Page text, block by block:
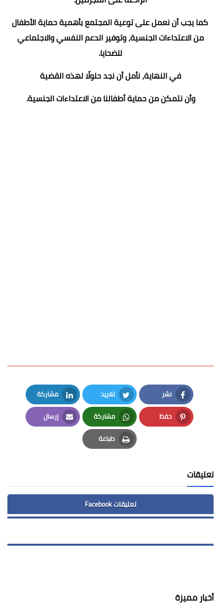
كما يجب أن نعمل على توعية المجتمع بأهمية حماية الأطفال
من الاعتداءات الجنسية، وتوفير الدعم النفسي والاجتماعي
للضحايا.
في النهاية، نأمل أن نجد حلولًا لهذه القضية
وأن نتمكن من حماية أطفالنا من الاعتداءات الجنسية.
نشر
Facebook
تغريد
Twitter
مشاركة
LinkedIn
حفظ
Pinterest
مشاركة
Whatsapp
إرسال
Email
طباعة
Print
تعليقات
تعليقات Facebook
أخبار مميزة